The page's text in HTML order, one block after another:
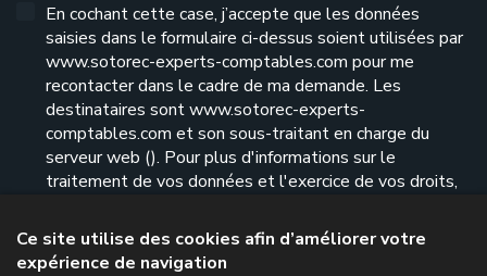
En cochant cette case, j’accepte que les données
saisies dans le formulaire ci-dessus soient utilisées par
www.sotorec-experts-comptables.com pour me
recontacter dans le cadre de ma demande. Les
destinataires sont www.sotorec-experts-
comptables.com et son sous-traitant en charge du
serveur web (). Pour plus d'informations sur le
traitement de vos données et l'exercice de vos droits,
Envoyer le formulaire
Ce site utilise des cookies afin d’améliorer votre
expérience de navigation